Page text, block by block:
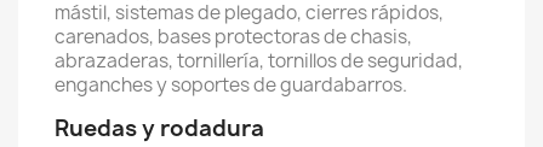
mástil, sistemas de plegado, cierres rápidos,
carenados, bases protectoras de chasis,
abrazaderas, tornillería, tornillos de seguridad,
enganches y soportes de guardabarros.
Ruedas y rodadura